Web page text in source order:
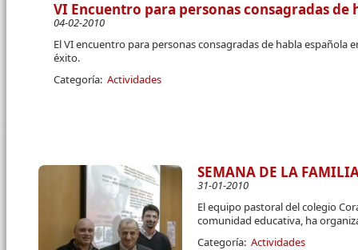
VI Encuentro para personas consagradas de
04-02-2010
El VI encuentro para personas consagradas de habla española
éxito.
Categoría: Actividades
SEMANA DE LA
31-01-2010
El equipo pastoral del colegio
comunidad educativa, ha
Categoría: Actividades